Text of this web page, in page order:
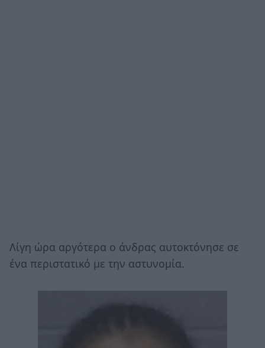
Λίγη ώρα αργότερα ο άνδρας αυτοκτόνησε σε
ένα περιστατικό με την αστυνομία.